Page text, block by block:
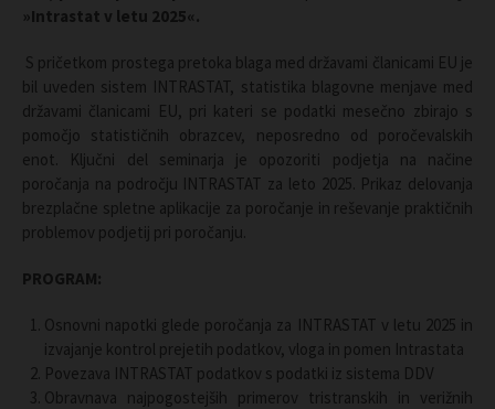
»Intrastat v letu 2025«.
S pričetkom prostega pretoka blaga med državami članicami EU je
bil uveden sistem INTRASTAT, statistika blagovne menjave med
državami članicami EU, pri kateri se podatki mesečno zbirajo s
pomočjo statističnih obrazcev, neposredno od poročevalskih
enot. Ključni del seminarja je opozoriti podjetja na načine
poročanja na področju INTRASTAT za leto 2025. Prikaz delovanja
brezplačne spletne aplikacije za poročanje in reševanje praktičnih
problemov podjetij pri poročanju.
PROGRAM:
Osnovni napotki glede poročanja za INTRASTAT v letu 2025 in
izvajanje kontrol prejetih podatkov, vloga in pomen Intrastata
Povezava INTRASTAT podatkov s podatki iz sistema DDV
Obravnava najpogostejših primerov tristranskih in verižnih